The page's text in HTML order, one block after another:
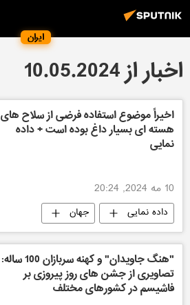
ایران
اخبار از 10.05.2024
اخیراً موضوع استفاده فرضی از سلاح های
هسته ای بسیار داغ بوده است + داده‌
نمایی
10 مه 2024, 20:24
داده نمایی جهان
"هنگ جاویدان" و کهنه سربازان 100 ساله:
تصاویری از جشن های روز پیروزی بر
فاشیسم در کشورهای مختلف